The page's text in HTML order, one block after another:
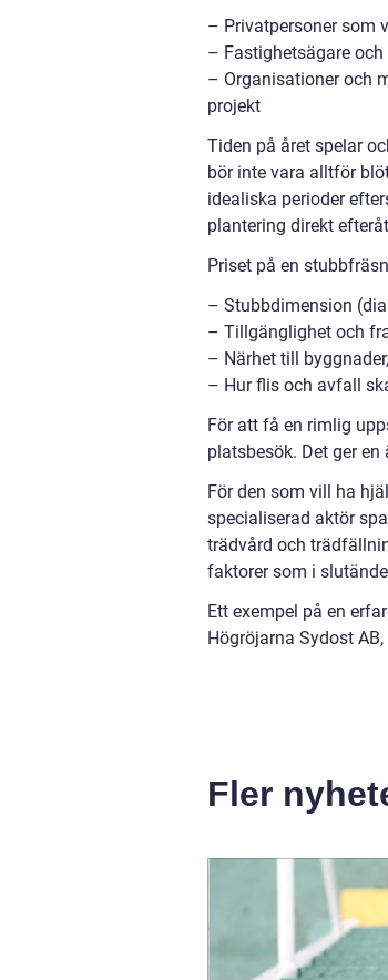
– Privatpersoner som
– Fastighetsägare
– Organisationer och
projekt
Tiden på året spelar
bör inte vara alltför
idealiska perioder
plantering direkt
Priset på en
– Stubbdimension
– Tillgänglighet och
– Närhet till
– Hur flis och avfall
För att få en rimlig
platsbesök. Det ger
För den som vill ha
specialiserad aktör
trädvård och
faktorer som i
Ett exempel på en
Högröjarna Sydost
Fler